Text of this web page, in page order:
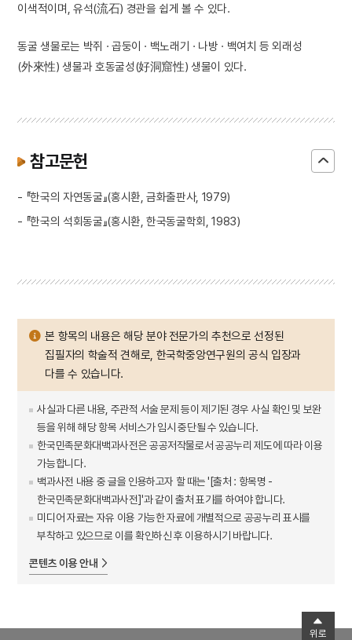
이색적이며, 유석(流石) 경관을 쉽게 볼 수 있다.
동굴 생물로는 박쥐 · 곱둥이 · 백노래기 · 나방 · 백여치 등 외래성
(外來性) 생물과 호동굴성(好洞窟性) 생물이 있다.
참고문헌
- 『한국의 자연동굴』(홍시환, 금화출판사, 1979)
- 『한국의 석회동굴』(홍시환, 한국동굴학회, 1983)
본 항목의 내용은 해당 분야 전문가의 추천으로 선정된
집필자의 학술적 견해로, 한국학중앙연구원의 공식 입장과
다를 수 있습니다.
사실과 다른 내용, 주관적 서술 문제 등이 제기된 경우 사실 확인 및 보완
등을 위해 해당 항목 서비스가 임시 중단될 수 있습니다.
한국민족문화대백과사전은 공공저작물로서 공공누리 제도에 따라 이용
가능합니다.
백과사전 내용 중 글을 인용하고자 할 때는 '[출처 : 항목명 -
한국민족문화대백과사전]'과 같이 출처 표기를 하여야 합니다.
미디어 자료는 자유 이용 가능한 자료에 개별적으로 공공누리 표시를
부착하고 있으므로 이를 확인하신 후 이용하시기 바랍니다.
콘텐츠 이용 안내
위로